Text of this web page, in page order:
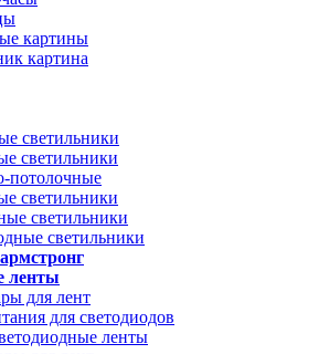
картины
картина
светильники
светильники
потолочные
светильники
светильники
светильники
ленты
для лент
для светодиодов
ленты